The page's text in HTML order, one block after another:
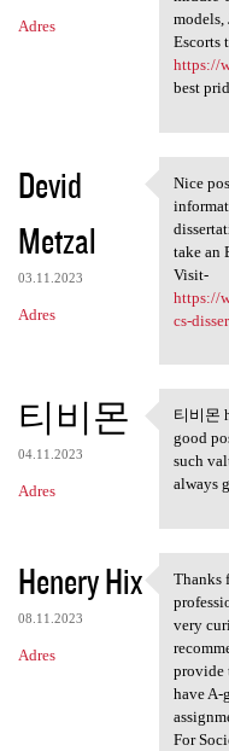
Adres
models,
Escorts
https://
best
Devid
Metzal
03.11.2023
Adres
Nice
Nice
take an
Visit-
https://
cs-
티비몬
04.11.2023
Adres
티비
티비몬
good
such
always
Henery Hix
08.11.2023
Adres
Thanks
very
provide
have A-
For